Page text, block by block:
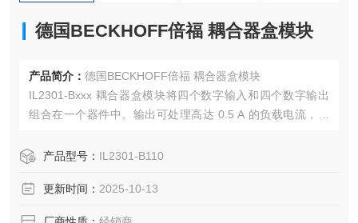
德国BECKHOFF倍福 耦合器盒模块
产品简介： 德国BECKHOFF倍福 耦合器盒模块
IL2301-Bxxx 耦合器盒模块将四个数字输入和四个数字输出
组合在一个器件中。输出可处理高达 0.5 A 的负载电流，具
来指示。信号通过 M8 螺钉式连接器连接。
产品型号： IL2301-B110
更新时间： 2025-10-13